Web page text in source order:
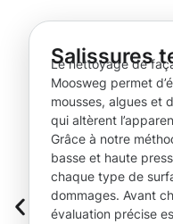
Salissures
Le nettoyage de
Moosweg permet
mousses, algues et
qui altèrent
Grâce à notre
basse et haute
chaque type de
dommages. Avant
évaluation précise